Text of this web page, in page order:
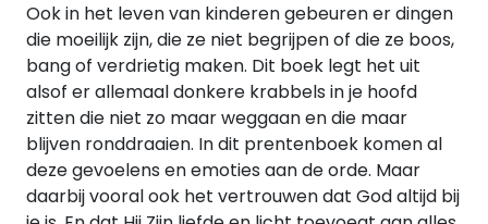
Ook in het leven van kinderen gebeuren er dingen
die moeilijk zijn, die ze niet begrijpen of die ze boos,
bang of verdrietig maken. Dit boek legt het uit
alsof er allemaal donkere krabbels in je hoofd
zitten die niet zo maar weggaan en die maar
blijven ronddraaien. In dit prentenboek komen al
deze gevoelens en emoties aan de orde. Maar
daarbij vooral ook het vertrouwen dat God altijd bij